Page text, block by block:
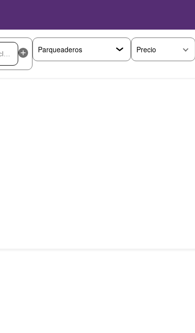
Precio